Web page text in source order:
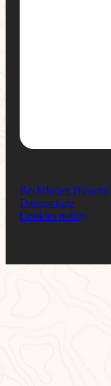
Rechtlicher Hinweis
Datenschutz
Cookies policy